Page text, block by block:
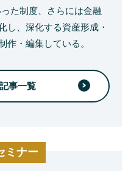
た制度、さらには金融
し、深化する資産形成・
作・編集している。
事一覧
ミナー